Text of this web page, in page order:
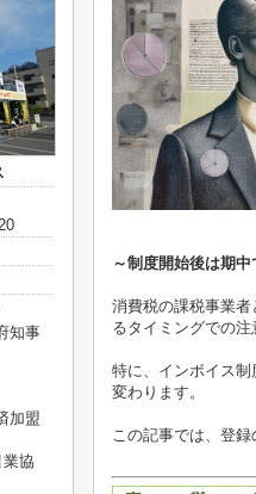
～制度開始後は期
消費税の課税事業
るタイミングでの注
特に、インボイス
変わります。
この記事では、登
知事
加盟
業協